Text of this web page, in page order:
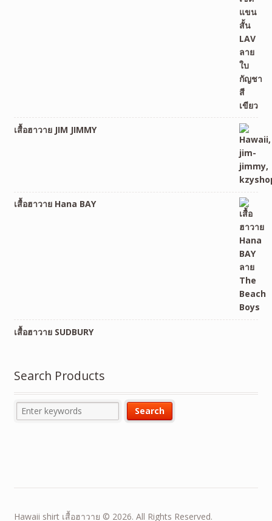
เสื้อฮาวาย JIM JIMMY
เสื้อฮาวาย Hana BAY
เสื้อฮาวาย SUDBURY
Search Products
Hawaii shirt เสื้อฮาวาย © 2026. All Rights Reserved.